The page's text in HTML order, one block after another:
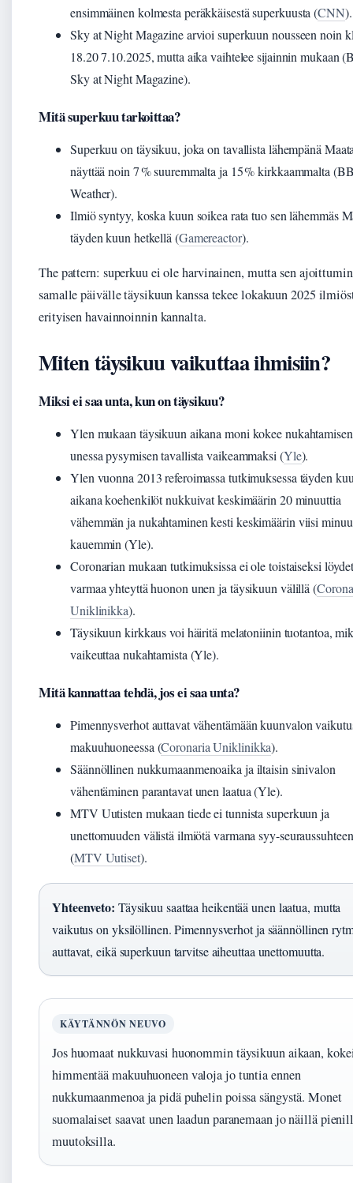
ensimmäinen kolmesta peräkkäisestä superkuusta (CNN).
Sky at Night Magazine arvioi superkuun nousseen noin
18.20 7.10.2025, mutta aika vaihtelee sijainnin mukaan
Sky at Night Magazine).
Mitä superkuu tarkoittaa?
Superkuu on täysikuu, joka on tavallista lähempänä
näyttää noin 7 % suuremmalta ja 15 % kirkkaammalta
Weather).
Ilmiö syntyy, koska kuun soikea rata tuo sen lähemmäs
täyden kuun hetkellä (Gamereactor).
The pattern: superkuu ei ole harvinainen, mutta sen
samalle päivälle täysikuun kanssa tekee lokakuun 2025
erityisen havainnoinnin kannalta.
Miten täysikuu vaikuttaa ihmisiin?
Miksi ei saa unta, kun on täysikuu?
Ylen mukaan täysikuun aikana moni kokee
unessa pysymisen tavallista vaikeammaksi (Yle).
Ylen vuonna 2013 referoimassa tutkimuksessa täyden
aikana koehenkilöt nukkuivat keskimäärin 20 minuuttia
vähemmän ja nukahtaminen kesti keskimäärin viisi
kauemmin (Yle).
Coronarian mukaan tutkimuksissa ei ole toistaiseksi
varmaa yhteyttä huonon unen ja täysikuun välillä (
Uniklinikka).
Täysikuun kirkkaus voi häiritä melatoniinin tuotantoa,
vaikeuttaa nukahtamista (Yle).
Mitä kannattaa tehdä, jos ei saa unta?
Pimennysverhot auttavat vähentämään kuunvalon
makuuhuoneessa (Coronaria Uniklinikka).
Säännöllinen nukkumaanmenoaika ja iltaisin sinivalon
vähentäminen parantavat unen laatua (Yle).
MTV Uutisten mukaan tiede ei tunnista superkuun ja
unettomuuden välistä ilmiötä varmana syy-
(MTV Uutiset).
Yhteenveto: Täysikuu saattaa heikentää unen laatua, mutta
vaikutus on yksilöllinen. Pimennysverhot ja säännöllinen
auttavat, eikä superkuun tarvitse aiheuttaa unettomuutta.
KÄYTÄNNÖN NEUVO
Jos huomaat nukkuvasi huonommin täysikuun aikaan,
himmentää makuuhuoneen valoja jo tuntia ennen
nukkumaanmenoa ja pidä puhelin poissa sängystä. Monet
suomalaiset saavat unen laadun paranemaan jo näillä
muutoksilla.